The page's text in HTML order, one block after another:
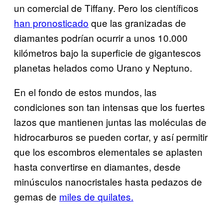
un comercial de Tiffany. Pero los científicos
han pronosticado que las granizadas de
diamantes podrían ocurrir a unos 10.000
kilómetros bajo la superficie de gigantescos
planetas helados como Urano y Neptuno.
En el fondo de estos mundos, las
condiciones son tan intensas que los fuertes
lazos que mantienen juntas las moléculas de
hidrocarburos se pueden cortar, y así permitir
que los escombros elementales se aplasten
hasta convertirse en diamantes, desde
minúsculos nanocristales hasta pedazos de
gemas de miles de quilates.